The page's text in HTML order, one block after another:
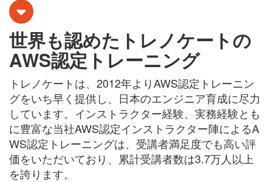
世界も認めたトレノケートの
AWS認定トレーニング
トレノケートは、2012年よりAWS認定トレーニン
グをいち早く提供し、日本のエンジニア育成に尽力
しています。インストラクター経験、実務経験とも
に豊富な当社AWS認定インストラクター陣によるA
WS認定トレーニングは、受講者満足度でも高い評
価をいただいており、累計受講者数は3.7万人以上
を誇ります。